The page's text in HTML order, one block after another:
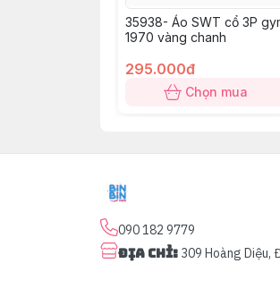
35938- Áo SWT cổ 3P
1970 vàng chanh
295.000đ
Chọn mua
090 182 9779
Địa chỉ: 309 Hoàng Diệu,